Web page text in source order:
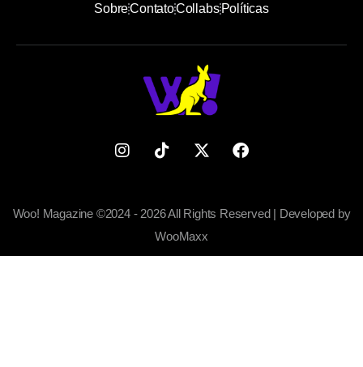
SobreContatoCollabsPolíticas
Woo! Magazine ©2024 - 2026 All Rights Reserved | Developed by
WooMaxx